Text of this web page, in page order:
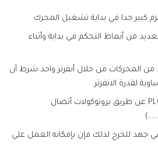
كبير جدا في بداية تشغيل المحرك
من أنماط التحكم في بداية وأثناء
من المحركات من خلال أنفرتر واحد شرط أن
لقدرة الانفرتر
إمكانية إتصالة بوحدة PLC عن طريق بروتوكولات أتصال
جهد للخرج لذلك فإن بإمكانه العمل علي